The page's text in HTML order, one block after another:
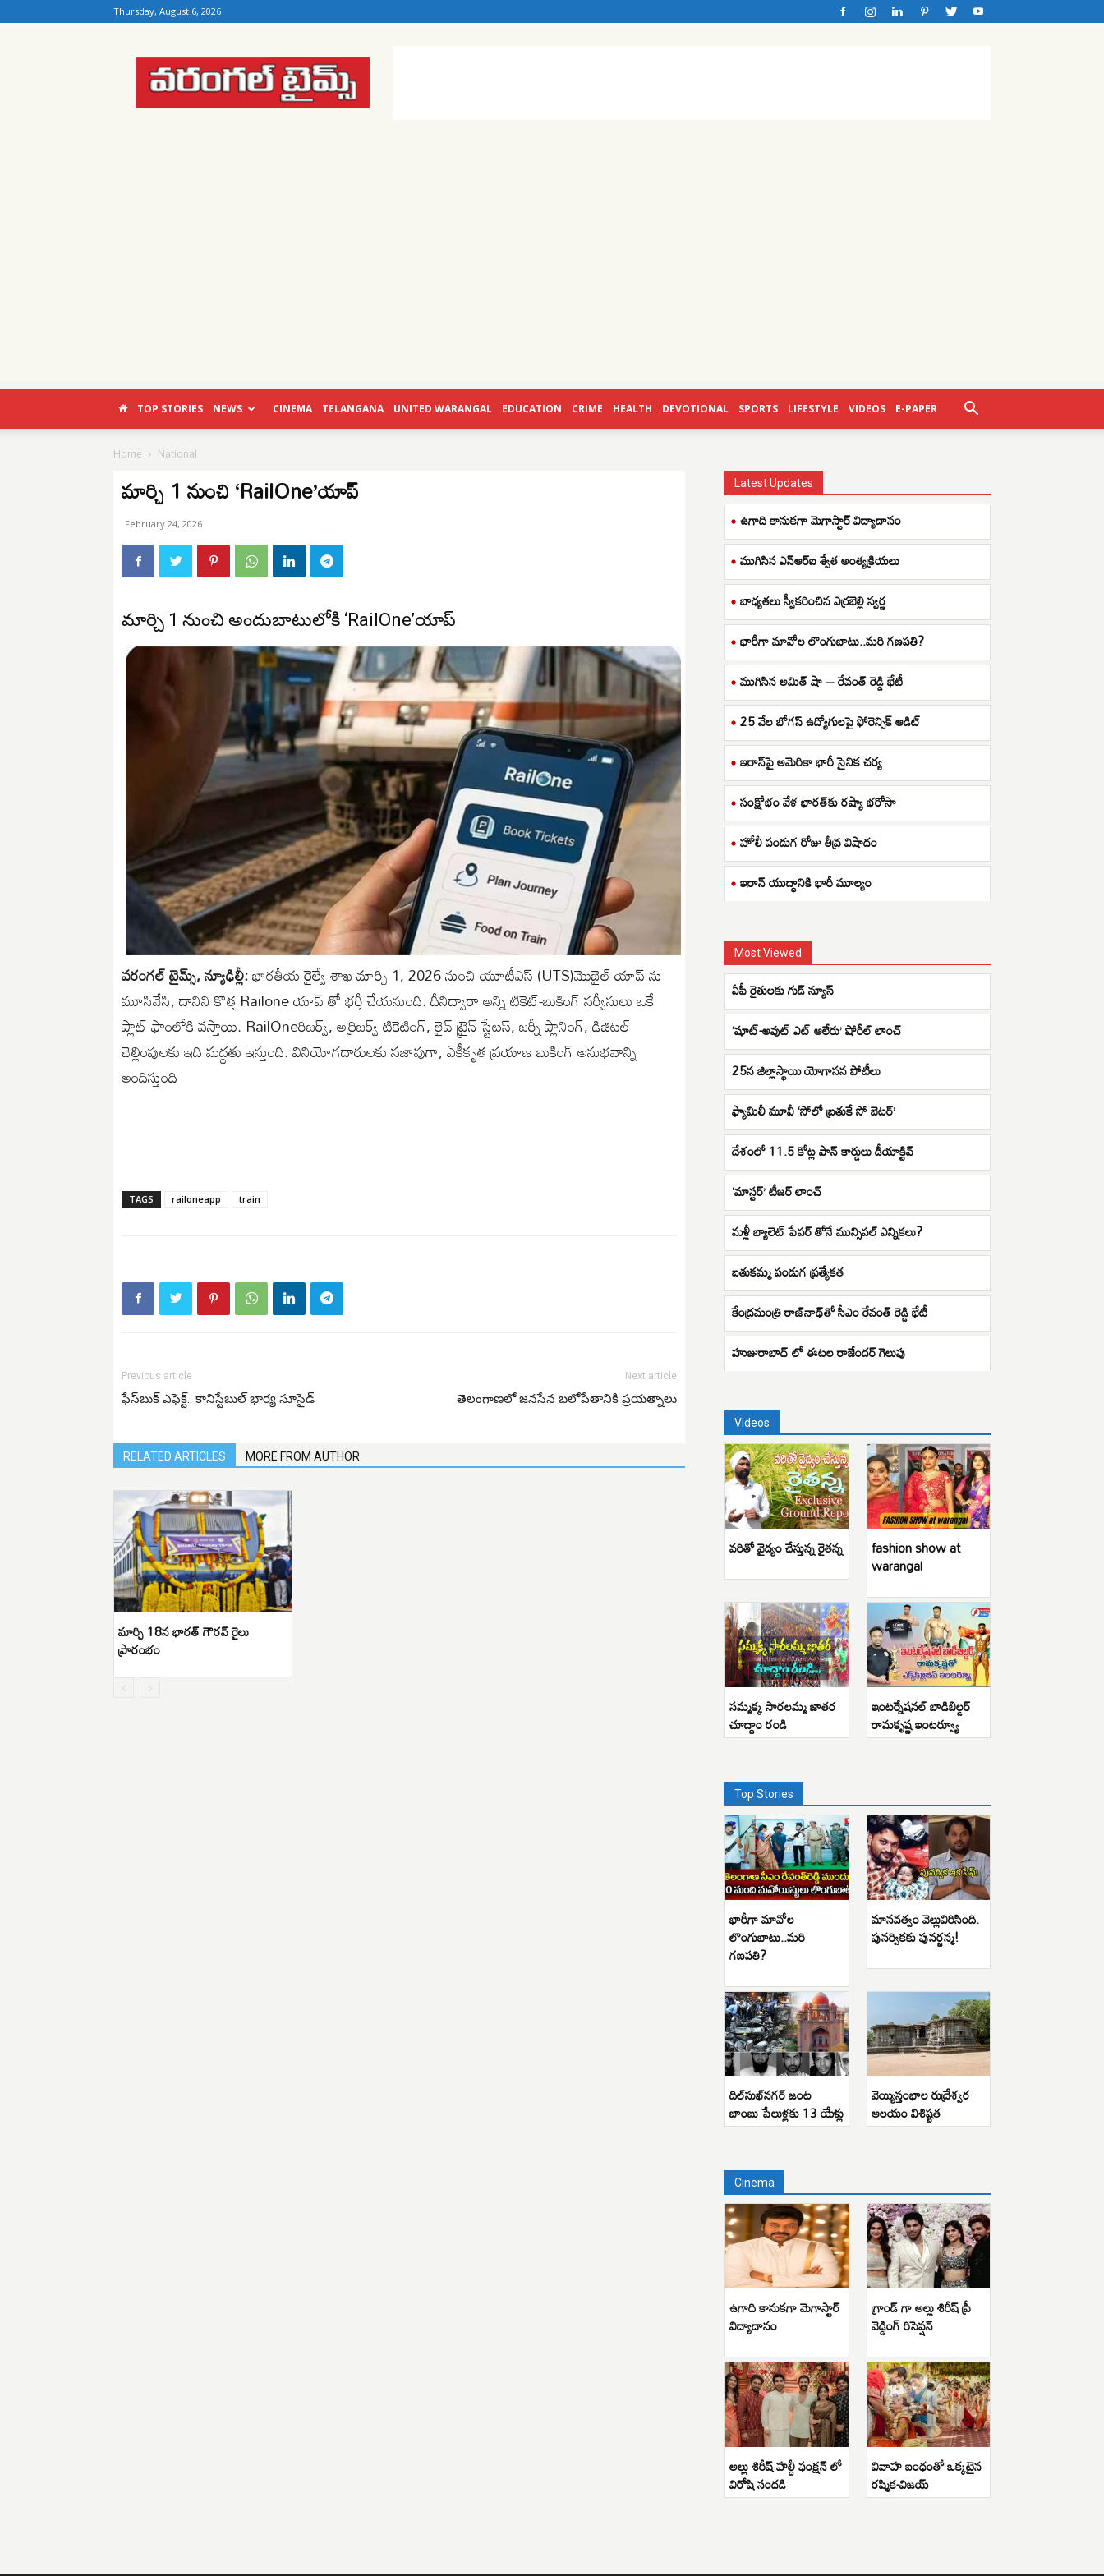
Thursday, August 6, 2026
Warangal
Times
TOP STORIES NEWS CINEMA TELANGANA UNITED WARANGAL EDUCATION CRIME HEALTH DEVOTIONAL SPORTS LIFESTYLE VIDEOS E-PAPER
Home National
మార్చి 1 నుంచి ‘RailOne’యాప్
February 24, 2026
మార్చి 1 నుంచి అందుబాటులోకి ‘RailOne’యాప్
వరంగల్ టైమ్స్, న్యూఢిల్లీ:భారతీయ రైల్వే శాఖ మార్చి 1, 2026 నుంచి యూటీఎస్ (UTS)మొబైల్ యాప్ ను
మూసివేసి, దానిని కొత్త Railone యాప్ తో భర్తీ చేయనుంది. దీనిద్వారా అన్ని టికెట్-బుకింగ్ సర్వీసులు ఒకే
ప్లాట్ ఫాంలోకి వస్తాయి. RailOneరిజర్వ్, అర్రిజర్వ్ టికెటింగ్, లైవ్ ట్రైన్ స్టేటస్, జర్నీ ప్లానింగ్, డిజిటల్
చెల్లింపులకు ఇది మద్దతు ఇస్తుంది. వినియోగదారులకు సజావుగా, ఏకీకృత ప్రయాణ బుకింగ్ అనుభవాన్ని
అందిస్తుంది
TAGS railoneapp train
Previous article
ఫేస్‌బుక్‌ ఎఫెక్ట్.. కానిస్టేబుల్‌ భార్య సూసైడ్
Next article
తెలంగాణలో జనసేన బలోపేతానికి ప్రయత్నాలు
RELATED ARTICLES MORE FROM AUTHOR
మార్చి 18న భారత్ గౌరవ్ రైలు
ప్రారంభం
Latest Updates
ఉగాది కానుకగా మెగాస్టార్ విద్యాదానం
ముగిసిన ఎన్ఆర్ఐ శ్వేత అంత్యక్రియలు
బాధ్యతలు స్వీకరించిన ఎర్రబెల్లి స్వర్ణ
భారీగా మావోల లొంగుబాటు..మరి గణపతి?
ముగిసిన అమిత్ షా – రేవంత్ రెడ్డి భేటీ
25 వేల బోగస్ ఉద్యోగులపై ఫోరెన్సిక్ ఆడిట్
ఇరాన్‌పై అమెరికా భారీ సైనిక చర్య
సంక్షోభం వేళ భారత్‌కు రష్యా భరోసా
హోలీ పండుగ రోజు తీవ్ర విషాదం
ఇరాన్ యుద్ధానికి భారీ మూల్యం
Most Viewed
ఏపీ రైతులకు గుడ్ న్యూస్
‘షూట్-అవుట్ ఎట్ ఆలేరు’ షోరీల్ లాంచ్​
25న జిల్లాస్థాయి యోగాసన పోటీలు
ఫ్యామిలీ మూవీ‌ ‘సోలో బ్రతుకే సో బెటర్‌’
దేశంలో 11.5 కోట్ల పాన్ కార్డులు డీయాక్టివ్
‘మాస్టర్‌’ టీజర్‌ లాంచ్
మళ్లీ బ్యాలెట్ పేపర్ తోనే మున్సిపల్ ఎన్నికలు?
బతుకమ్మ పండుగ ప్రత్యేకత
కేంద్రమంత్రి రాజ్‌నాథ్‌తో సీఎం రేవంత్ రెడ్డి భేటీ
హుజురాబాద్ లో ఈటల రాజేందర్ గెలుపు
Videos
వరితో వైద్యం చేస్తున్న రైతన్న fashion show at
warangal
సమ్మక్క సారలమ్మ జాతర
చూద్దాం రండి
ఇంటర్నేషనల్ బాడిబిల్డర్
రామకృష్ణ ఇంటర్వ్యూ
Top Stories
భారీగా మావోల
లొంగుబాటు..మరి
గణపతి?
మానవత్వం వెల్లువిరిసింది.
పునర్వికకు పునర్జన్మ!
దిల్‌సుఖ్‌నగర్ జంట
బాంబు పేలుళ్లకు 13 యేళ్లు
వెయ్యిస్తంభాల రుద్రేశ్వర
ఆలయం విశిష్టత
Cinema
ఉగాది కానుకగా మెగాస్టార్
విద్యాదానం
గ్రాండ్ గా అల్లు శిరీష్ ప్రీ
వెడ్డింగ్ రిసెప్షన్
అల్లు శిరీష్ హల్దీ ఫంక్షన్ లో
విరోషి సందడి
వివాహ బంధంతో ఒక్కటైన
రష్మిక-విజయ్